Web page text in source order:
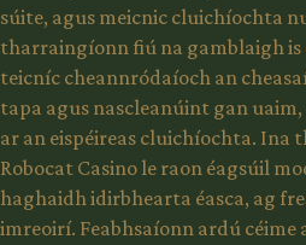
súite, agus meicnic cluichíochta
tharraingíonn fiú na gamblaigh
teicníc cheannródaíoch an
tapa agus nascleanúint gan
ar an eispéireas cluichíochta. Ina
Robocat Casino le raon éagsúil
haghaidh idirbhearta éasca, ag
imreoirí. Feabhsaíonn ardú céime